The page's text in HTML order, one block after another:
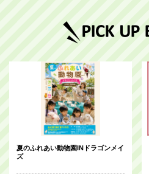
夏のふれあい動物園INドラゴンメイ
ズ